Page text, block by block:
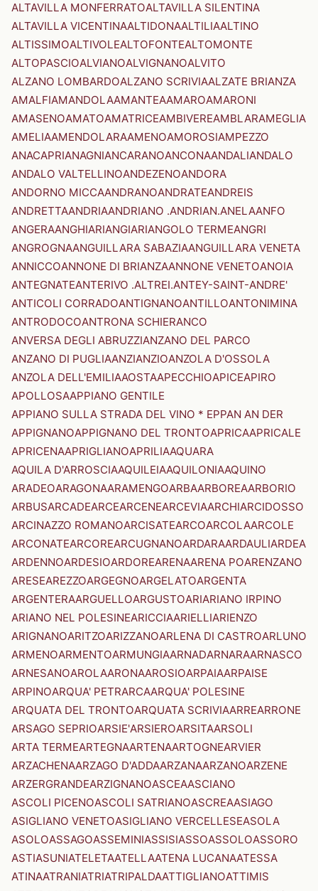
ALTAVILLA MONFERRATOALTAVILLA SILENTINA
ALTAVILLA VICENTINAALTIDONAALTILIAALTINO
ALTISSIMOALTIVOLEALTOFONTEALTOMONTE
ALTOPASCIOALVIANOALVIGNANOALVITO
ALZANO LOMBARDOALZANO SCRIVIAALZATE BRIANZA
AMALFIAMANDOLAAMANTEAAMAROAMARONI
AMASENOAMATOAMATRICEAMBIVEREAMBLARAMEGLIA
AMELIAAMENDOLARAAMENOAMOROSIAMPEZZO
ANACAPRIANAGNIANCARANOANCONAANDALIANDALO
ANDALO VALTELLINOANDEZENOANDORA
ANDORNO MICCAANDRANOANDRATEANDREIS
ANDRETTAANDRIAANDRIANO .ANDRIAN.ANELAANFO
ANGERAANGHIARIANGIARIANGOLO TERMEANGRI
ANGROGNAANGUILLARA SABAZIAANGUILLARA VENETA
ANNICCOANNONE DI BRIANZAANNONE VENETOANOIA
ANTEGNATEANTERIVO .ALTREI.ANTEY-SAINT-ANDRE'
ANTICOLI CORRADOANTIGNANOANTILLOANTONIMINA
ANTRODOCOANTRONA SCHIERANCO
ANVERSA DEGLI ABRUZZIANZANO DEL PARCO
ANZANO DI PUGLIAANZIANZIOANZOLA D'OSSOLA
ANZOLA DELL'EMILIAAOSTAAPECCHIOAPICEAPIRO
APOLLOSAAPPIANO GENTILE
APPIANO SULLA STRADA DEL VINO * EPPAN AN DER
APPIGNANOAPPIGNANO DEL TRONTOAPRICAAPRICALE
APRICENAAPRIGLIANOAPRILIAAQUARA
AQUILA D'ARROSCIAAQUILEIAAQUILONIAAQUINO
ARADEOARAGONAARAMENGOARBAARBOREAARBORIO
ARBUSARCADEARCEARCENEARCEVIAARCHIARCIDOSSO
ARCINAZZO ROMANOARCISATEARCOARCOLAARCOLE
ARCONATEARCOREARCUGNANOARDARAARDAULIARDEA
ARDENNOARDESIOARDOREARENAARENA POARENZANO
ARESEAREZZOARGEGNOARGELATOARGENTA
ARGENTERAARGUELLOARGUSTOARIARIANO IRPINO
ARIANO NEL POLESINEARICCIAARIELLIARIENZO
ARIGNANOARITZOARIZZANOARLENA DI CASTROARLUNO
ARMENOARMENTOARMUNGIAARNADARNARAARNASCO
ARNESANOAROLAARONAAROSIOARPAIAARPAISE
ARPINOARQUA' PETRARCAARQUA' POLESINE
ARQUATA DEL TRONTOARQUATA SCRIVIAARREARRONE
ARSAGO SEPRIOARSIE'ARSIEROARSITAARSOLI
ARTA TERMEARTEGNAARTENAARTOGNEARVIER
ARZACHENAARZAGO D'ADDAARZANAARZANOARZENE
ARZERGRANDEARZIGNANOASCEAASCIANO
ASCOLI PICENOASCOLI SATRIANOASCREAASIAGO
ASIGLIANO VENETOASIGLIANO VERCELLESEASOLA
ASOLOASSAGOASSEMINIASSISIASSOASSOLOASSORO
ASTIASUNIATELETAATELLAATENA LUCANAATESSA
ATINAATRANIATRIATRIPALDAATTIGLIANOATTIMIS